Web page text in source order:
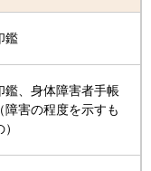
鑑
鑑、身体障害者手帳
（障害の程度を示すも